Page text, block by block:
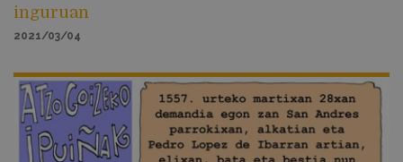
inguruan
2021/03/04